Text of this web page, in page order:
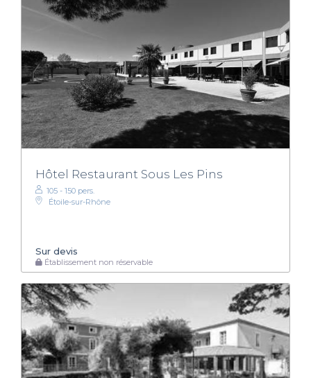
Hôtel Restaurant Sous Les Pins
105 - 150 pers.
Étoile-sur-Rhône
Sur devis
Établissement non réservable